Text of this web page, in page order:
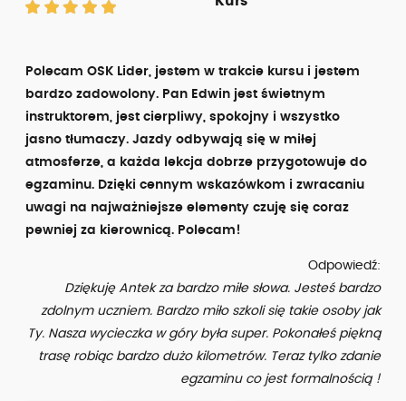
Polecam OSK Lider, jestem w trakcie kursu i jestem
bardzo zadowolony. Pan Edwin jest świetnym
instruktorem, jest cierpliwy, spokojny i wszystko
jasno tłumaczy. Jazdy odbywają się w miłej
atmosferze, a każda lekcja dobrze przygotowuje do
egzaminu. Dzięki cennym wskazówkom i zwracaniu
uwagi na najważniejsze elementy czuję się coraz
pewniej za kierownicą. Polecam!
Odpowiedź:
Dziękuję Antek za bardzo miłe słowa. Jesteś bardzo
zdolnym uczniem. Bardzo miło szkoli się takie osoby jak
Ty. Nasza wycieczka w góry była super. Pokonałeś piękną
trasę robiąc bardzo dużo kilometrów. Teraz tylko zdanie
egzaminu co jest formalnością !